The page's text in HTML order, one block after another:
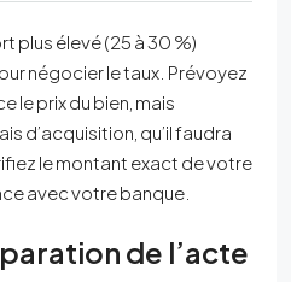
plus élevé (25 à 30 %)
négocier le taux. Prévoyez
le prix du bien, mais
d’acquisition, qu’il faudra
le montant exact de votre
avec votre banque.
de l’acte